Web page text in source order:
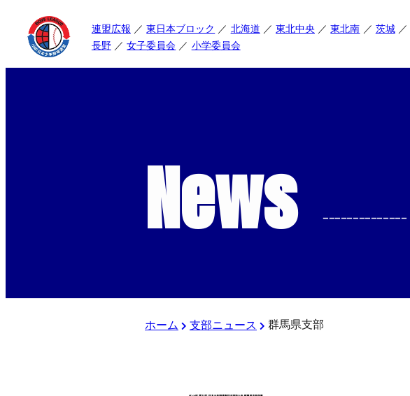
連盟広報 東日本ブロック 北海道 東北中央 東北南 茨城
長野
女子委員会 小学委員会
News --------------
ホーム 支部ニュース 群馬県支部